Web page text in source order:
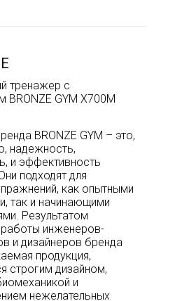
тренажер с
BRONZE GYM X700M
BRONZE GYM – это,
надежность,
и эффективность
подходят для
как опытными
так и начинающими
Результатом
работы инженеров-
и дизайнеров бренда
продукция,
строгим дизайном,
и
нежелательных